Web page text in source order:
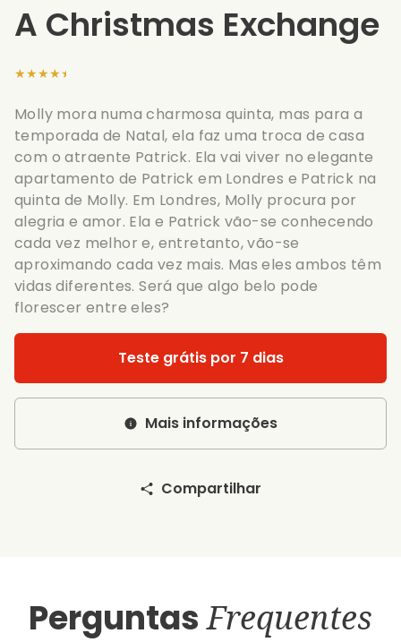
A Christmas Exchange
★★★★★
Molly mora numa charmosa quinta, mas para a
temporada de Natal, ela faz uma troca de casa
com o atraente Patrick. Ela vai viver no elegante
apartamento de Patrick em Londres e Patrick na
quinta de Molly. Em Londres, Molly procura por
alegria e amor. Ela e Patrick vão-se conhecendo
cada vez melhor e, entretanto, vão-se
aproximando cada vez mais. Mas eles ambos têm
vidas diferentes. Será que algo belo pode
florescer entre eles?
Teste grátis por 7 dias
Mais informações
Compartilhar
PerguntasFrequentes